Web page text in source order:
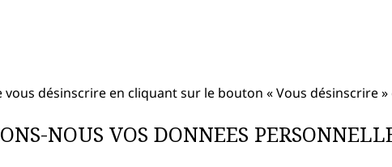
désinscrire en cliquant sur le bouton « Vous désinscrire
NOUS VOS DONNEES